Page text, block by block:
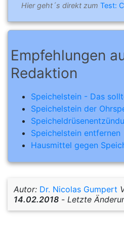
Hier geht´s direkt zum Test:
Empfehlungen
Redaktion
Speichelstein - Das
Speichelstein der
Speichelstein entfernen
Hausmittel gegen
Autor: Dr. Nicolas Gumpert
14.02.2018 - Letzte